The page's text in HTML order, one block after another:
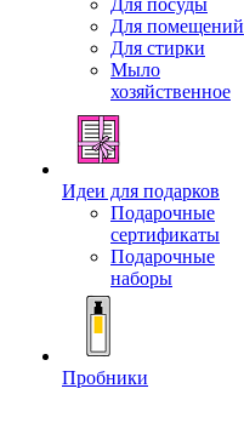
Для посуды
Для помещений
Для стирки
Мыло
хозяйственное
Идеи для подарков
Подарочные
сертификаты
Подарочные
наборы
Пробники